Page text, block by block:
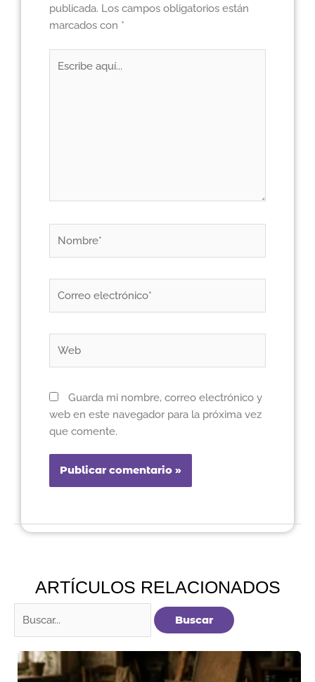
publicada. Los campos obligatorios están
marcados con *
aquí...
electrónico*
Guarda mi nombre, correo electrónico y
web en este navegador para la próxima vez
que comente.
ARTÍCULOS RELACIONADOS
por: